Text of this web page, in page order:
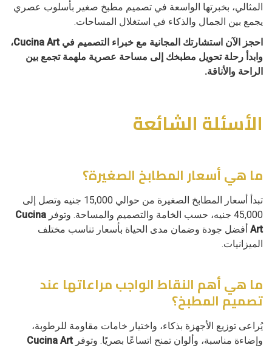
المثالي، بخبرتها الواسعة في تصميم مطبخ صغير بأسلوب عصري
يجمع بين الجمال والذكاء في استغلال المساحات.
احجز الآن استشارتك المجانية مع خبراء التصميم في Cucina Art،
وابدأ رحلة تحويل مطبخك إلى مساحة عصرية ملهمة تجمع بين
الراحة والأناقة.
الأسئلة الشائعة
ما هي أسعار المطابخ الصغيرة؟
تبدأ أسعار المطابخ الصغيرة من حوالي 15,000 جنيه وتصل إلى
45,000 جنيه، حسب الخامة والتصميم والمساحة. وتوفر
Cucina
Art أفضل جودة وضمان مدى الحياة بأسعار تناسب مختلف
الميزانيات.
ما هي أهم النقاط الواجب مراعاتها عند
تصميم المطبخ؟
يُراعى توزيع الأجهزة بذكاء، واختيار خامات مقاومة للرطوبة،
وإضاءة مناسبة، وألوان تمنح اتساعًا بصريًا. وتوفر Cucina Art